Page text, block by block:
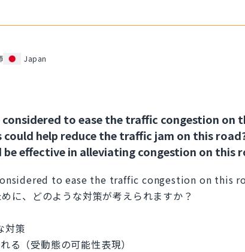
Japan
considered to ease the traffic congestion on
could help reduce the traffic jam on this
be effective in alleviating congestion on this
to ease the traffic congestion on this
に、どのような対策が考えられますか？
対策
（受動態の可能性表現）